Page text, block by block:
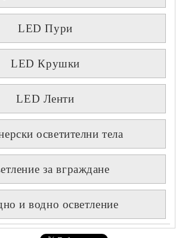
LED Пури
LED Крушки
LED Ленти
осветителни тела
за вграждане
и водно осветление